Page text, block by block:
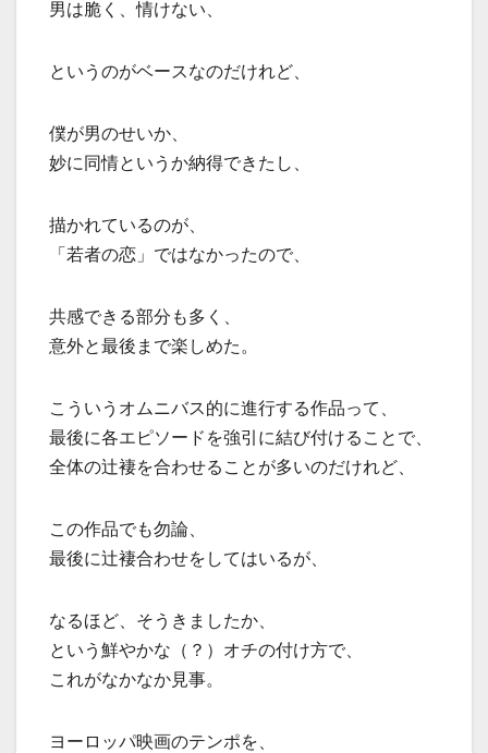
男は脆く、情けない、
というのがベースなのだけれど、
僕が男のせいか、
妙に同情というか納得できたし、
描かれているのが、
「若者の恋」ではなかったので、
共感できる部分も多く、
意外と最後まで楽しめた。
こういうオムニバス的に進行する作品って、
最後に各エピソードを強引に結び付けることで、
全体の辻褄を合わせることが多いのだけれど、
この作品でも勿論、
最後に辻褄合わせをしてはいるが、
なるほど、そうきましたか、
という鮮やかな（？）オチの付け方で、
これがなかなか見事。
ヨーロッパ映画のテンポを、